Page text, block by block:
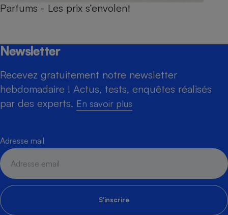
Parfums - Les prix s’envolent
Newsletter
Recevez gratuitement notre newsletter
hebdomadaire ! Actus, tests, enquêtes réalisés
par des experts. En savoir plus
Adresse mail
S'inscrire